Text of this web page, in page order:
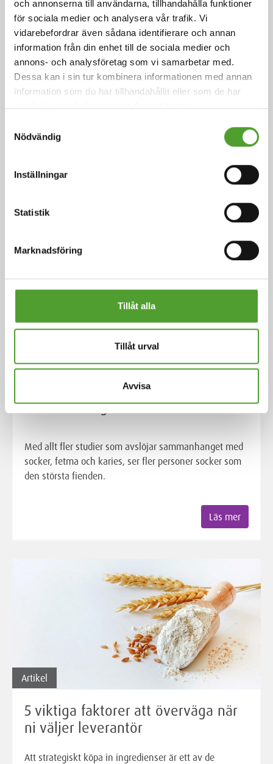
och annonserna till användarna, tillhandahålla funktioner
för sociala medier och analysera vår trafik. Vi
vidarebefordrar även sådana identifierare och annan
information från din enhet till de sociala medier och
annons- och analysföretag som vi samarbetar med.
Dessa kan i sin tur kombinera informationen med annan
information som du har tillhandahållit eller som de har
samlat in när du har använt deras tjänster.
Nödvändig
Inställningar
Statistik
Marknadsföring
Tillåt alla
Tillåt urval
Avvisa
Arom är sinnesintrycket av mat eller annan substans
smaksinnet och luktsinnet.
Läs mer
Artikel
Sött och lurigt socker
Med allt fler studier som avslöjar sammanhanget med
socker, fetma och karies, ser fler personer socker som
den största fienden.
Läs mer
Artikel
5 viktiga faktorer att överväga när
ni väljer leverantör
Att strategiskt köpa in ingredienser är ett av de